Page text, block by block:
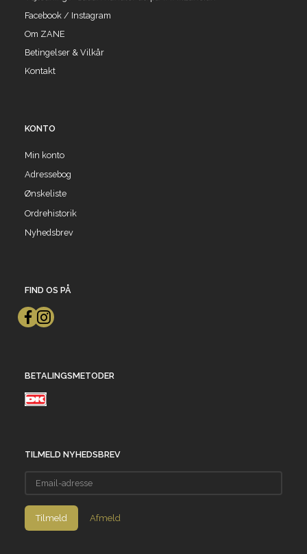
Facebook / Instagram
Om ZANE
Betingelser & Vilkår
Kontakt
KONTO
Min konto
Adressebog
Ønskeliste
Ordrehistorik
Nyhedsbrev
FIND OS PÅ
BETALINGSMETODER
TILMELD NYHEDSBREV
adresse
Tilmeld Afmeld